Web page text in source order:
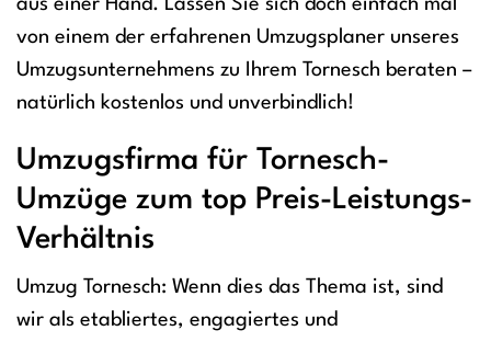
aus einer Hand. Lassen Sie sich doch einfach mal
von einem der erfahrenen Umzugsplaner unseres
Umzugsunternehmens zu Ihrem Tornesch beraten –
natürlich kostenlos und unverbindlich!
Umzugsfirma für Tornesch-
Umzüge zum top Preis-Leistungs-
Verhältnis
Umzug Tornesch: Wenn dies das Thema ist, sind
wir als etabliertes, engagiertes und